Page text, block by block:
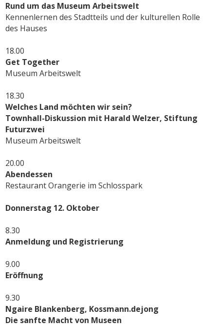
Rund um das Museum Arbeitswelt
Kennenlernen des Stadtteils und der kulturellen Rolle
des Hauses
18.00
Get Together
Museum Arbeitswelt
18.30
Welches Land möchten wir sein?
Townhall-Diskussion mit Harald Welzer, Stiftung
Futurzwei
Museum Arbeitswelt
20.00
Abendessen
Restaurant Orangerie im Schlosspark
Donnerstag 12. Oktober
8.30
Anmeldung und Registrierung
9.00
Eröffnung
9.30
Ngaire Blankenberg, Kossmann.dejong
Die sanfte Macht von Museen